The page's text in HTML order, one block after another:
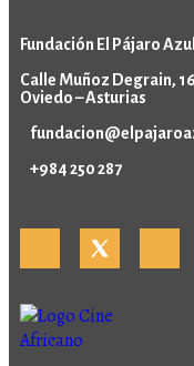
Fundación El Pájaro Azul
Calle Muñoz Degrain,
Oviedo – Asturias
+984 250 287